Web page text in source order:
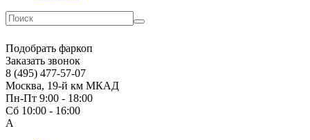
Подобрать фаркоп
Заказать звонок
8 (495) 477-57-07
Москва, 19-й км МКАД
Пн-Пт 9:00 - 18:00
Сб 10:00 - 16:00
A